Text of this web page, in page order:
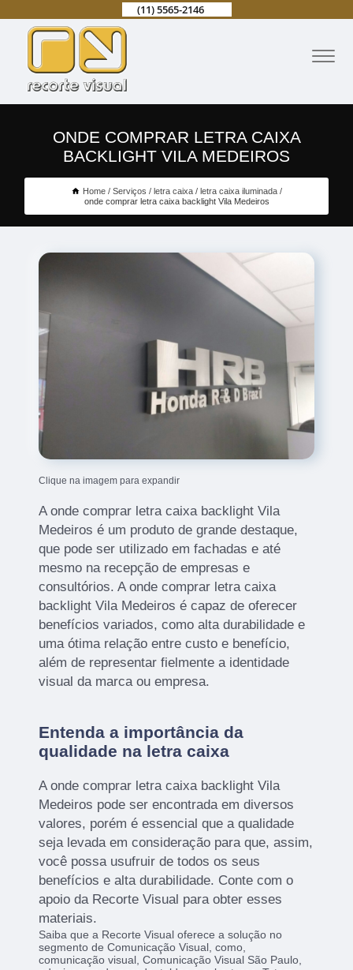
(11) 5565-2146
ONDE COMPRAR LETRA CAIXA
BACKLIGHT VILA MEDEIROS
Home Serviços letra caixa
letra caixa iluminada
onde comprar letra caixa backlight Vila Medeiros
Clique na imagem para expandir
A onde comprar letra caixa backlight Vila
Medeiros é um produto de grande destaque,
que pode ser utilizado em fachadas e até
mesmo na recepção de empresas e
consultórios. A onde comprar letra caixa
backlight Vila Medeiros é capaz de oferecer
benefícios variados, como alta durabilidade e
uma ótima relação entre custo e benefício,
além de representar fielmente a identidade
visual da marca ou empresa.
Entenda a importância da
qualidade na letra caixa
A onde comprar letra caixa backlight Vila
Medeiros pode ser encontrada em diversos
valores, porém é essencial que a qualidade
seja levada em consideração para que, assim,
você possa usufruir de todos os seus
benefícios e alta durabilidade. Conte com o
apoio da Recorte Visual para obter esses
materiais.
Saiba que a Recorte Visual oferece a solução no
segmento de Comunicação Visual, como,
comunicação visual, Comunicação Visual São Paulo,